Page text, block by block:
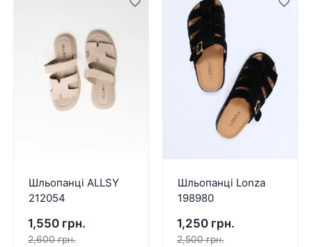
Шльопанці ALLSY
212054
1,550 грн.
2,600 грн.
Шльопанці Lonza
198980
1,250 грн.
2,500 грн.